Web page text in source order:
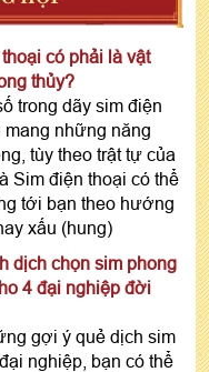
có phải là vật
thủy?
trong dãy sim điện
mang những năng
tùy theo trật tự của
Sim điện thoại có thể
tới bạn theo hướng
xấu (hung)
dịch chọn sim phong
4 đại nghiệp đời
gợi ý quẻ dịch sim
nghiệp, bạn có thể